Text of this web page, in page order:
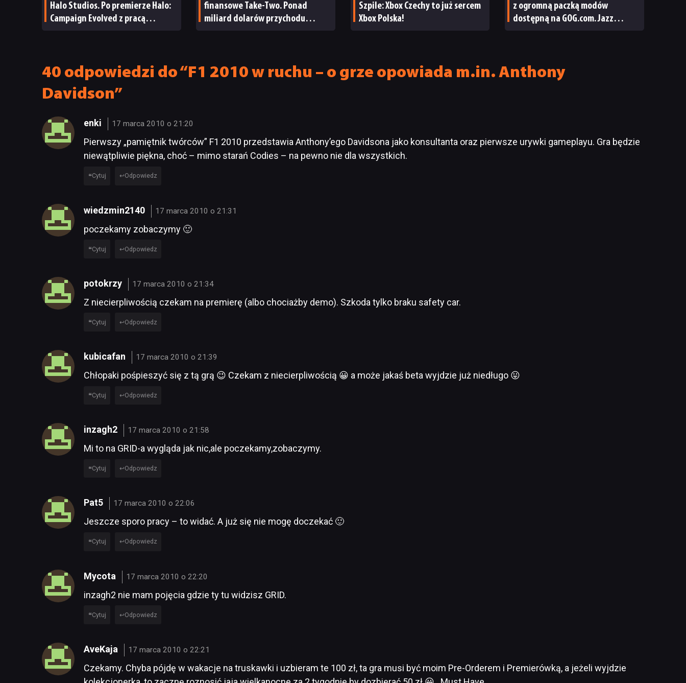
Halo Studios. Po premierze Halo:
Campaign Evolved z pracą
finansowe Take-Two. Ponad
miliard dolarów przychodu
Szpile: Xbox Czechy to już sercem
Xbox Polska!
z ogromną paczką modów
dostępną na GOG.com. Jazz
40 odpowiedzi do “F1 2010 w ruchu – o grze opowiada m.in. Anthony
Davidson”
enki 17 marca 2010 o 21:20
Pierwszy „pamiętnik twórców” F1 2010 przedstawia Anthony’ego Davidsona jako konsultanta oraz pierwsze urywki gameplayu. Gra będzie
niewątpliwie piękna, choć – mimo starań Codies – na pewno nie dla wszystkich.
Cytuj Odpowiedz
wiedzmin2140 17 marca 2010 o 21:31
poczekamy zobaczymy 🙂
Cytuj Odpowiedz
potokrzy 17 marca 2010 o 21:34
Z niecierpliwością czekam na premierę (albo chociażby demo). Szkoda tylko braku safety car.
Cytuj Odpowiedz
kubicafan 17 marca 2010 o 21:39
Chłopaki pośpieszyć się z tą grą 😉 Czekam z niecierpliwością 😀 a może jakaś beta wyjdzie już niedługo 😛
Cytuj Odpowiedz
inzagh2 17 marca 2010 o 21:58
Mi to na GRID-a wygląda jak nic,ale poczekamy,zobaczymy.
Cytuj Odpowiedz
Pat5 17 marca 2010 o 22:06
Jeszcze sporo pracy – to widać. A już się nie mogę doczekać 🙂
Cytuj Odpowiedz
Mycota 17 marca 2010 o 22:20
inzagh2 nie mam pojęcia gdzie ty tu widzisz GRID.
Cytuj Odpowiedz
AveKaja 17 marca 2010 o 22:21
Czekamy. Chyba pójdę w wakacje na truskawki i uzbieram te 100 zł, ta gra musi być moim Pre-Orderem i Premierówką, a jeżeli wyjdzie